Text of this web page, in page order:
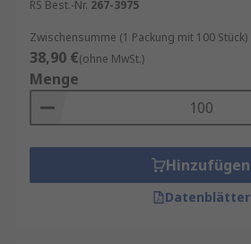
RS Best.-Nr. 267-3975
Zwischensumme (1 Packung mit 100 Stück)
38,90 €(ohne MwSt.)
Menge
Hinzufügen
Datenblätter